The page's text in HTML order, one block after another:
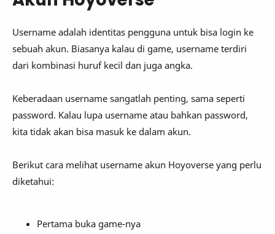
Username adalah identitas pengguna untuk bisa login ke
sebuah akun. Biasanya kalau di game, username terdiri
dari kombinasi huruf kecil dan juga angka.
Keberadaan username sangatlah penting, sama seperti
password. Kalau lupa username atau bahkan password,
kita tidak akan bisa masuk ke dalam akun.
Berikut cara melihat username akun Hoyoverse yang perlu
diketahui:
Pertama buka game-nya